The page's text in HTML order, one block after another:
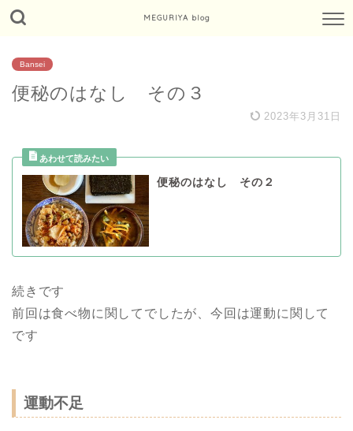
MEGURIYA blog
Bansei
便秘のはなし その３
2023年3月31日
便秘のはなし その２
続きです
前回は食べ物に関してでしたが、今回は運動に関して
です
運動不足